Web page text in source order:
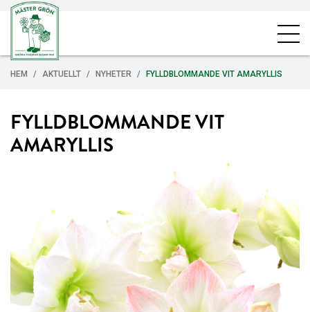
HEM AKTUELLT NYHETER FYLLDBLOMMANDE VIT AMARYLLIS
FYLLDBLOMMANDE VIT
AMARYLLIS